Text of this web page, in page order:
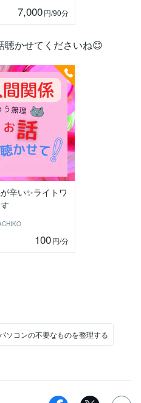
7,000円/90分
聴かせてくださいね😊
辛い✨️ライトワ
100円/分
ソコンの不要なものを整理する